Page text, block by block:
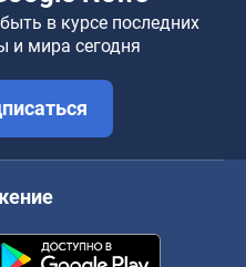
в курсе последних
и мира сегодня